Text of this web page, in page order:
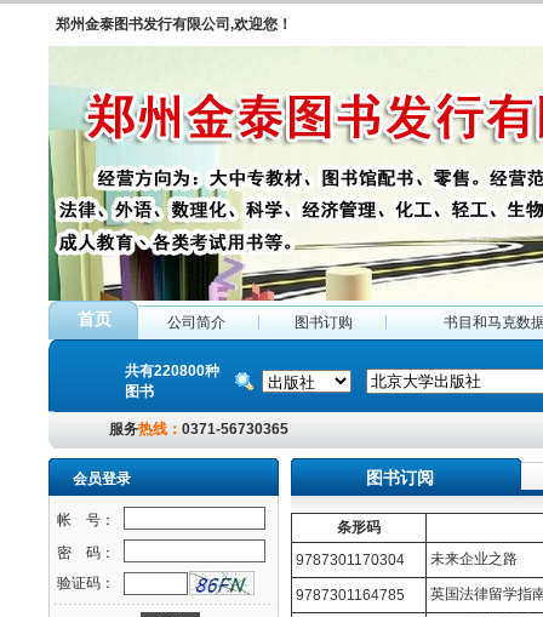
郑州金泰图书发行有限公司,欢迎您！
首页 公司简介 图书订购 书目和马克数
共有220800种
图书
服务热线： 0371-56730365
会员登录
帐 号：
密 码：
验证码：
图书订阅
条形码
9787301170304
未来企业之路
9787301164785 英国法律留学指